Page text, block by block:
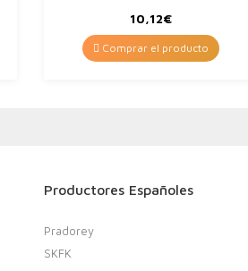
10,12€
Comprar el producto
Productores Españoles
Pradorey
SKFK